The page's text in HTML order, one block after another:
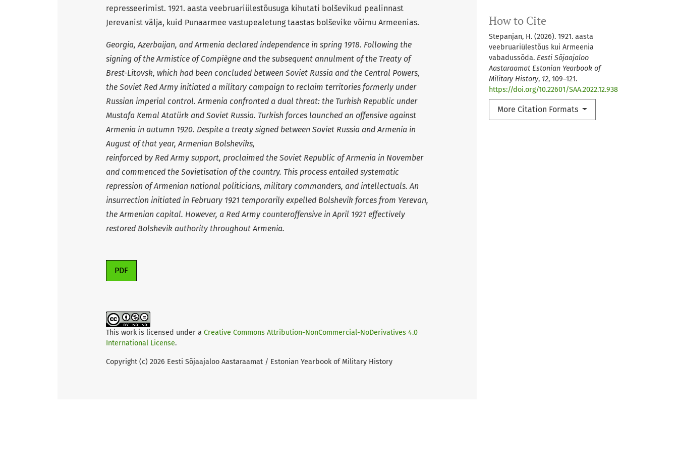
How to Cite
Stepanjan, H. (2026). 1921. aasta
veebruariülestõus kui Armeenia
vabadussõda. Eesti Sõjaajaloo
Aastaraamat Estonian Yearbook of
Military History, 12, 109–121.
https://doi.org/10.22601/SAA.2022.12.938
More Citation Formats
represseerimist. 1921. aasta veebruariülestõusuga kihutati bolševikud pealinnast
Jerevanist välja, kuid Punaarmee vastupealetung taastas bolševike võimu Armeenias.
Georgia, Azerbaijan, and Armenia declared independence in spring 1918. Following the
signing of the Armistice of Compiègne and the subsequent annulment of the Treaty of
Brest-Litovsk, which had been concluded between Soviet Russia and the Central Powers,
the Soviet Red Army initiated a military campaign to reclaim territories formerly under
Russian imperial control. Armenia confronted a dual threat: the Turkish Republic under
Mustafa Kemal Atatürk and Soviet Russia. Turkish forces launched an offensive against
Armenia in autumn 1920. Despite a treaty signed between Soviet Russia and Armenia in
August of that year, Armenian Bolsheviks,
reinforced by Red Army support, proclaimed the Soviet Republic of Armenia in November
and commenced the Sovietisation of the country. This process entailed systematic
repression of Armenian national politicians, military commanders, and intellectuals. An
insurrection initiated in February 1921 temporarily expelled Bolshevik forces from Yerevan,
the Armenian capital. However, a Red Army counteroffensive in April 1921 effectively
restored Bolshevik authority throughout Armenia.
PDF
This work is licensed under a Creative Commons Attribution-NonCommercial-NoDerivatives 4.0
International License.
Copyright (c) 2026 Eesti Sõjaajaloo Aastaraamat / Estonian Yearbook of Military History